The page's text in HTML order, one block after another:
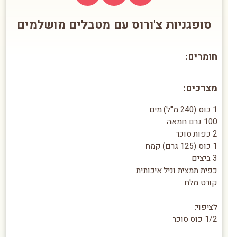
סופגניות צ'ורוס עם מטבלים מושלמים
חומרים:
מצרכים:
1 כוס (240 מ"ל) מים
100 גרם חמאה
2 כפות סוכר
1 כוס (125 גרם) קמח
3 ביצים
כפית תמצית וניל איכותית
קורט מלח
לציפוי:
1/2 כוס סוכר